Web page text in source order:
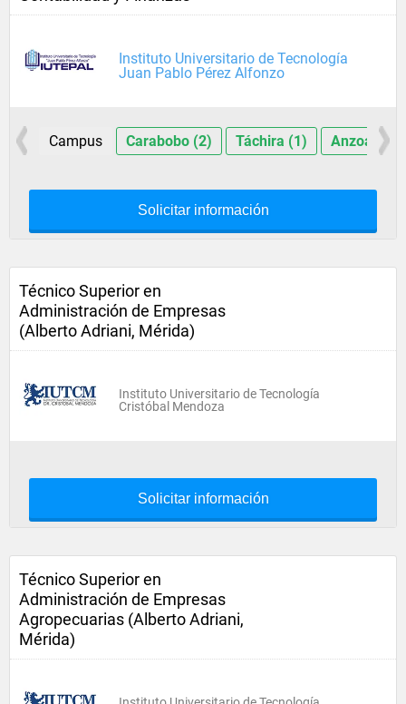
Instituto Universitario de Tecnología
Juan Pablo Pérez Alfonzo
Campus Carabobo (2) Táchira (1)
Solicitar información
Técnico Superior en
Administración de Empresas
(Alberto Adriani, Mérida)
Instituto Universitario de Tecnología
Cristóbal Mendoza
Solicitar información
Técnico Superior en
Administración de Empresas
Agropecuarias (Alberto Adriani,
Mérida)